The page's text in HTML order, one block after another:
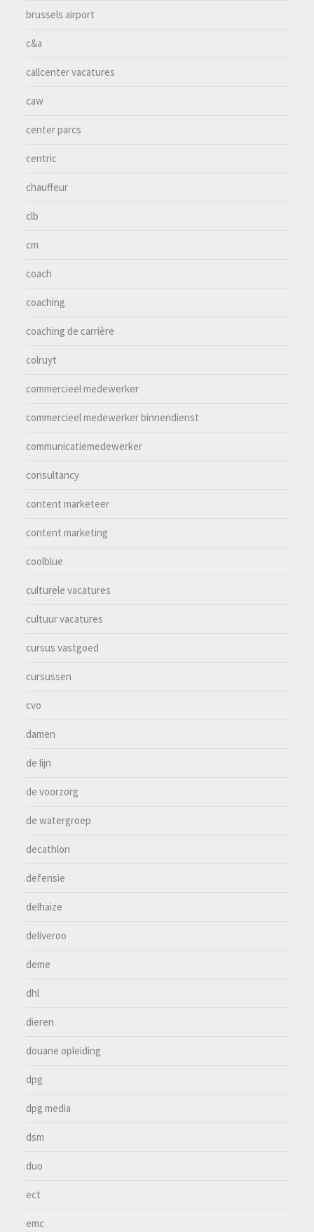
brussels airport
c&a
callcenter vacatures
caw
center parcs
centric
chauffeur
clb
cm
coach
coaching
coaching de carrière
colruyt
commercieel medewerker
commercieel medewerker binnendienst
communicatiemedewerker
consultancy
content marketeer
content marketing
coolblue
culturele vacatures
cultuur vacatures
cursus vastgoed
cursussen
cvo
damen
de lijn
de voorzorg
de watergroep
decathlon
defensie
delhaize
deliveroo
deme
dhl
dieren
douane opleiding
dpg
dpg media
dsm
duo
ect
emc